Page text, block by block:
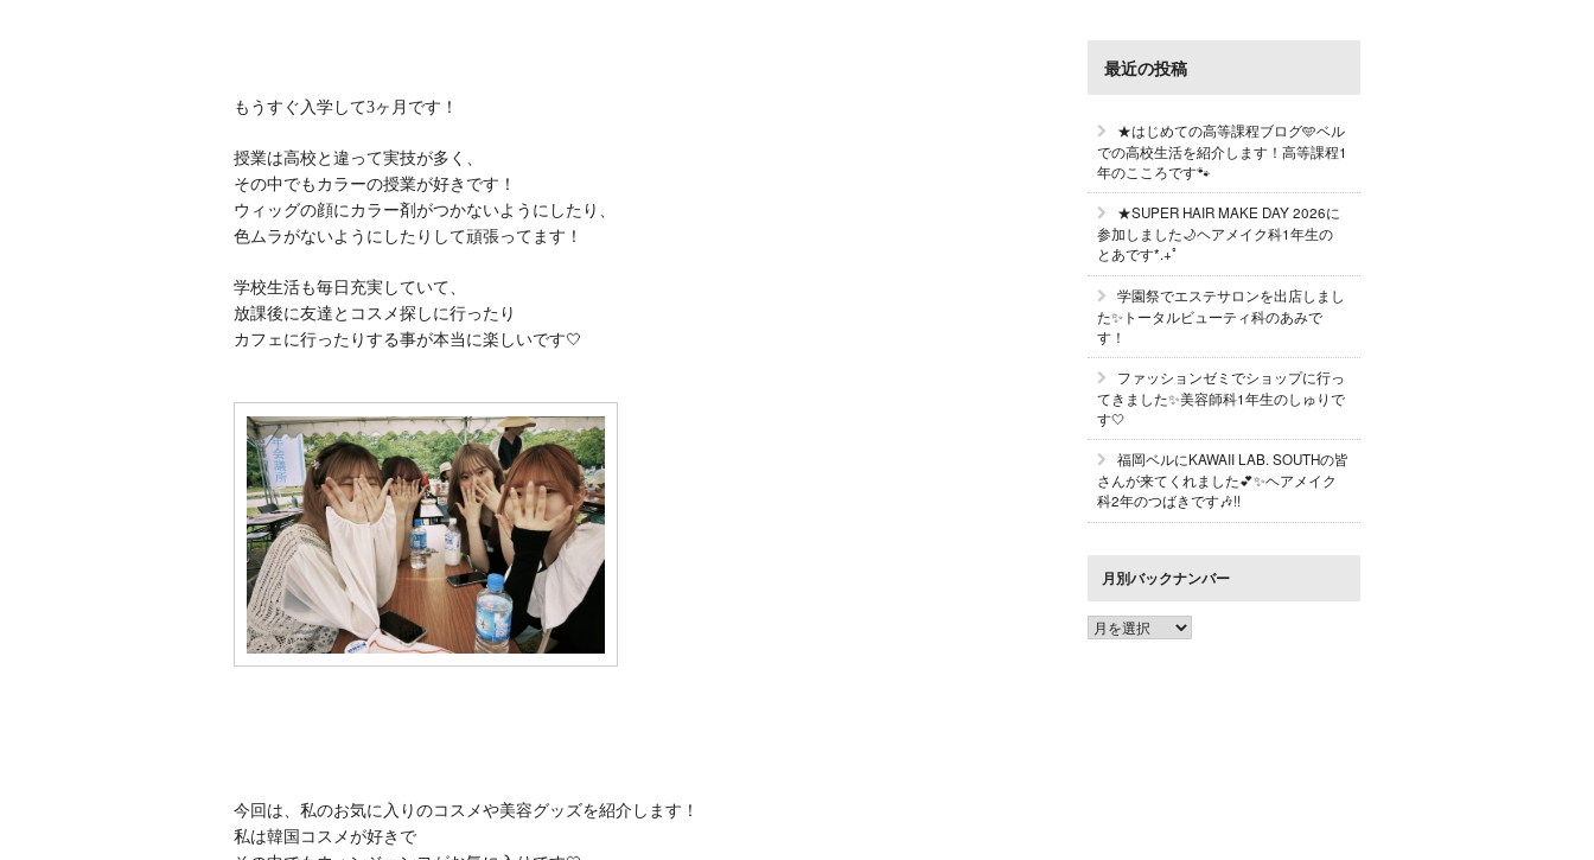
もうすぐ入学して3ヶ月です！
授業は高校と違って実技が多く、
その中でもカラーの授業が好きです！
ウィッグの顔にカラー剤がつかないようにしたり、
色ムラがないようにしたりして頑張ってます！
学校生活も毎日充実していて、
放課後に友達とコスメ探しに行ったり
カフェに行ったりする事が本当に楽しいです🤍
今回は、私のお気に入りのコス メや美容グッズを紹介します！
私は韓国コスメが好きで
最近の投稿
★はじめての高等課程ブログ🩵ベル
での高校生活を紹介します！高等課程1
年のこころです🐾
★SUPER HAIR MAKE DAY 2026に
参加しました🌙ヘアメイク科1年生の
とあです*.+ﾟ
学園祭でエステサロンを出店しまし
た✨トータルビューティ科のあみで
す！
ファッションゼミでショップに行っ
てきました✨美容師科1年生のしゅりで
す🤍
福岡ベルにKAWAII LAB. SOUTHの皆
さんが来てくれました💕✨ヘアメイク
科2年のつばきです🎶!!
月別バックナンバー
月
別